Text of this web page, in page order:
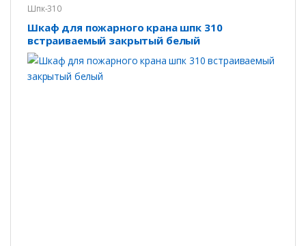
Шпк-310
Шкаф для пожарного крана шпк 310
встраиваемый закрытый белый